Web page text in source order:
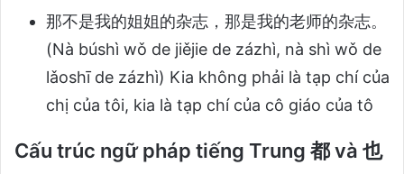
那不是我的姐姐的杂志，那是我的老师的杂志。
(Nà búshì wǒ de jiějie de zázhì, nà shì wǒ de
lǎoshī de zázhì) Kia không phải là tạp chí của
chị của tôi, kia là tạp chí của cô giáo của tô
Cấu trúc ngữ pháp tiếng Trung 都 và 也